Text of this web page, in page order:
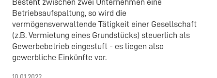
Besteht zwischen zwei Unternehmen eine
Betriebsaufspaltung, so wird die
vermögensverwaltende Tätigkeit einer Gesellschaft
(z.B. Vermietung eines Grundstücks) steuerlich als
Gewerbebetrieb eingestuft - es liegen also
gewerbliche Einkünfte vor.